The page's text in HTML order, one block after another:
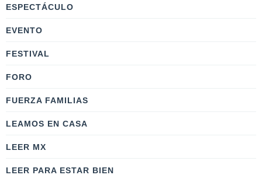
ESPECTÁCULO
EVENTO
FESTIVAL
FORO
FUERZA FAMILIAS
LEAMOS EN CASA
LEER MX
LEER PARA ESTAR BIEN